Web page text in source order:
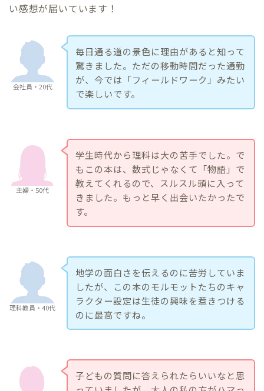
い感想が届いています！
会社員・20代
毎日通る道の景色に理由があると知って
驚きました。ただの移動時間だった通勤
が、今では「フィールドワーク」みたい
で楽しいです。
主婦・50代
学生時代から理科は大の苦手でした。で
もこの本は、数式じゃなくて「物語」で
教えてくれるので、スルスル頭に入って
きました。もっと早く出会いたかったで
す。
理科教員・40代
地学の面白さを伝えるのに苦労していま
したが、この本のモルモットたちのキャ
ラクター設定は生徒の興味を惹きつける
のに最高ですね。
子どもの質問に答えられたらいいなと思